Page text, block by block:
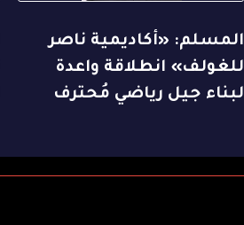
المسلم: «أكاديمية ناصر
للغولف» انطلاقة واعدة
لبناء جيل رياضي مُحترف